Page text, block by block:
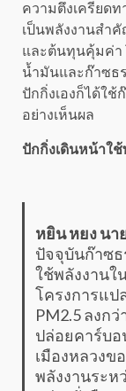
ความตึงเครียดท
เป็นพลังงานสำ
และต้นทุนคุ้มค่า
น้ำมันและก๊าซธ
ปักกิ่งเองก็ได้ใ
อย่างเห็นผล
ปักกิ่งเดินหน้าใ
หยิน หยง นา
ปัจจุบันก๊าซธ
ใช้พลังงานใ
โครงการแป
PM2.5 ลงก
ปล่อยคาร์บอ
เมืองหลวงข
พลังงานระห